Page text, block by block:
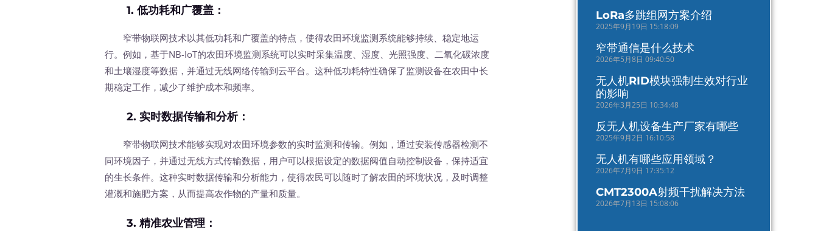
1.低功耗和广覆盖 ：
窄带物联网技术以其低功耗和广覆盖的特点，使得农田环境监测系统能够持续、稳定地运
行。例如，基于NB-IoT的农田环境监测系统可以实时采集温度、湿度、光照强度、二氧化碳浓度
和土壤湿度等数据，并通过无线网络传输到云平台。这种低功耗特性确保了监测设备在农田中长
期稳定工作，减少了维护成本和频率。
2.实时数据传输和分析：
窄带物联网技术能够实现对农田环境参数的实时监测和传输。例如，通过安装传感器检测不
同环境因子，并通过无线方式传输数据，用户可以根据设定的数据阀值自动控制设备，保持适宜
的生长条件。这种实时数据传输和分析能力，使得农民可以随时了解农田的环境状况，及时调整
灌溉和施肥方案，从而提高农作物的产量和质量。
3.精准农业管理：
LoRa多跳组网方案介绍
2025年9月19日 15:18:09
窄带通信是什么技术
2026年5月8日 09:40:50
无人机RID模块强制生效对行业
的影响
2026年3月25日 10:34:48
反无人机设备生产厂家有哪些
2025年9月2日 16:10:58
无人机有哪些应用领域？
2026年7月9日 17:35:12
CMT2300A射频干扰解决方法
2026年7月13日 15:08:06